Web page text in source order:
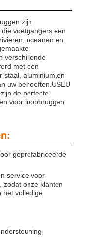
zijn
voetgangers een
oceanen en
verschillende
met een
staal, aluminium,en
uw behoeften.USEU
de perfecte
voor loopbruggen
geprefabriceerde
service voor
zodat onze klanten
het volledige